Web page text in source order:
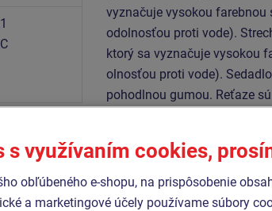
vyznačuje vysokou
odolnosťou proti vode).
ktorý sa vyznačuje vysokou
olnosťou proti vode).
pohodlnou gumou. Reťaze
predĺženia ich životnosti.
zaručuje dlhú životnosť,
Preliezacie tunel je vyrobený
vyznačuje vysokou
spojovací materiál je
s využívaním cookies,
obľúbeného e-shopu, na prispôsobenie
a marketingové účely používame súbory